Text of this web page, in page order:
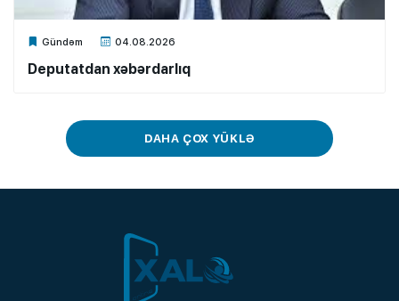
Gündəm 04.08.2026
Xalq.Online
Deputatdan xəbərdarlıq
DAHA ÇOX YÜKLƏ